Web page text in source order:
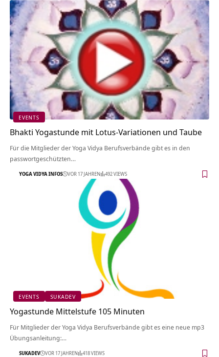
EVENTS
Bhakti Yogastunde mit Lotus-Variationen und Taube
Für die Mitglieder der Yoga Vidya Berufsverbände gibt es in den
passwortgeschützten…
YOGA VIDYA INFOS VOR 17 JAHREN 492 VIEWS
EVENTS SUKADEV
Yogastunde Mittelstufe 105 Minuten
Für Mitglieder der Yoga Vidya Berufsverbände gibt es eine neue mp3
Übungsanleitung:…
SUKADEV VOR 17 JAHREN 418 VIEWS